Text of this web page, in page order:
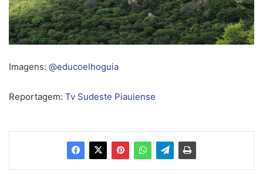
Imagens: @educoelhoguia
Reportagem: Tv Sudeste Piauiense